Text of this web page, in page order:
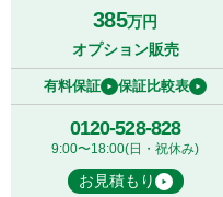
385万円
オプション販売
有料保証 保証比較表
0120-528-828
9:00〜18:00(日・祝休み)
お見積もり